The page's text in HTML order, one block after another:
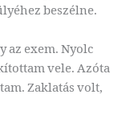
beszélne.
az exem. Nyolc
vele. Azóta
Zaklatás volt,